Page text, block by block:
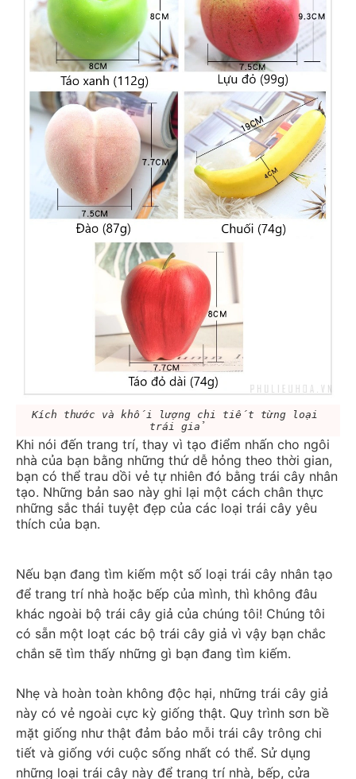
Kích thước và khối lượng chi tiết từng loại
trái giả
Khi nói đến trang trí, thay vì tạo điểm nhấn cho ngôi
nhà của bạn bằng những thứ dễ hỏng theo thời gian,
bạn có thể trau dồi vẻ tự nhiên đó bằng trái cây nhân
tạo. Những bản sao này ghi lại một cách chân thực
những sắc thái tuyệt đẹp của các loại trái cây yêu
thích của bạn.
Nếu bạn đang tìm kiếm một số loại trái cây nhân tạo
để trang trí nhà hoặc bếp của mình, thì không đâu
khác ngoài bộ trái cây giả của chúng tôi! Chúng tôi
có sẵn một loạt các bộ trái cây giả vì vậy bạn chắc
chắn sẽ tìm thấy những gì bạn đang tìm kiếm.
Nhẹ và hoàn toàn không độc hại, những trái cây giả
này có vẻ ngoài cực kỳ giống thật. Quy trình sơn bề
mặt giống như thật đảm bảo mỗi trái cây trông chi
tiết và giống với cuộc sống nhất có thể. Sử dụng
những loại trái cây này để trang trí nhà, bếp, cửa